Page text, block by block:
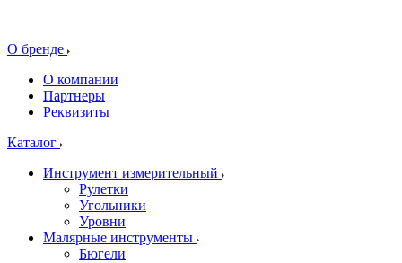
О бренде
О компании
Партнеры
Реквизиты
Каталог
Инструмент измерительный
Рулетки
Угольники
Уровни
Малярные инструменты
Бюгели